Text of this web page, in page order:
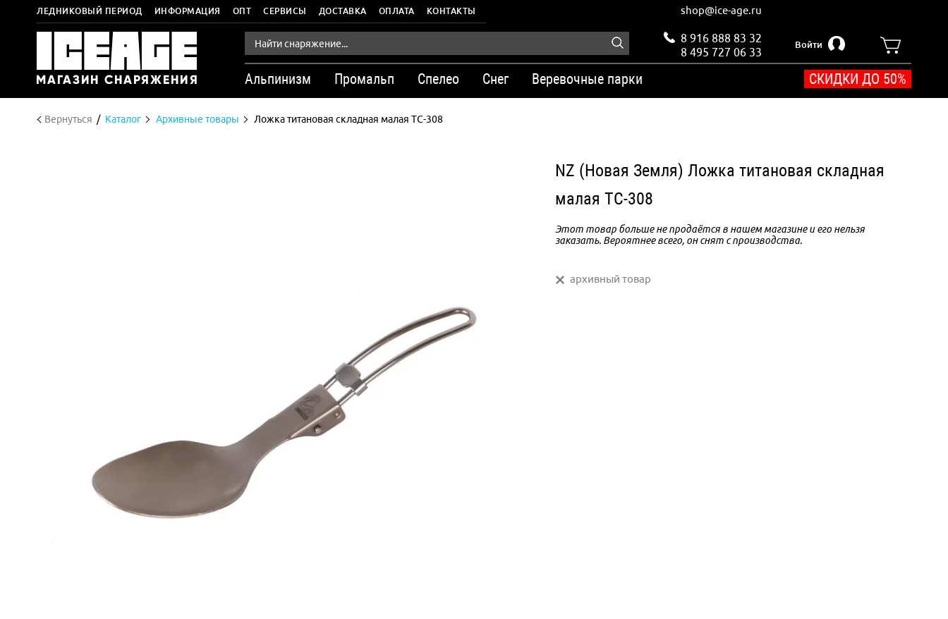
ЛЕДНИКОВЫЙ ПЕРИОД ИНФОРМАЦИЯ ОПТ СЕРВИСЫ ДОСТАВКА ОПЛАТА КОНТАКТЫ shop@ice-age.ru
8 916 888 83 32
8 495 727 06 33
Войти
Альпинизм Промальп Спелео Снег Веревочные парки СКИДКИ ДО 50%
Вернуться Каталог Архивные товары Ложка титановая складная малая TC-308
NZ (Новая Земля) Ложка титановая складная
малая TC-308
Этот товар больше не продаётся в нашем магазине и его нельзя
заказать. Вероятнее всего, он снят с производства.
архивный товар